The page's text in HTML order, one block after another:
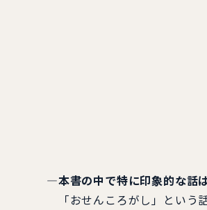
―本書の中で特に印象的な話
「おせんころがし」という